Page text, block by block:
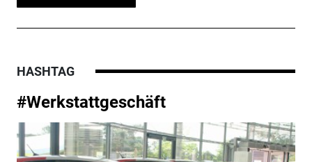
HASHTAG
#Werkstattgeschäft